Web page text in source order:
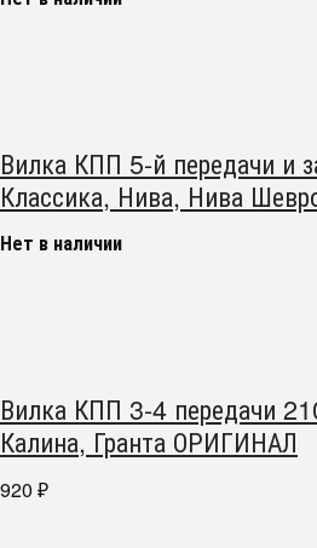
Вилка КПП 5-й передачи и
Классика, Нива, Нива
Нет в наличии
Вилка КПП 3-4 передачи
Калина, Гранта ОРИГИНАЛ
920 ₽